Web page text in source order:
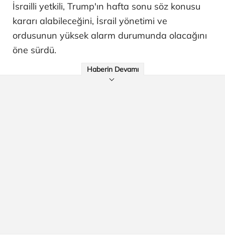
İsrailli yetkili, Trump'ın hafta sonu söz konusu
kararı alabileceğini, İsrail yönetimi ve
ordusunun yüksek alarm durumunda olacağını
öne sürdü.
Haberin Devamı